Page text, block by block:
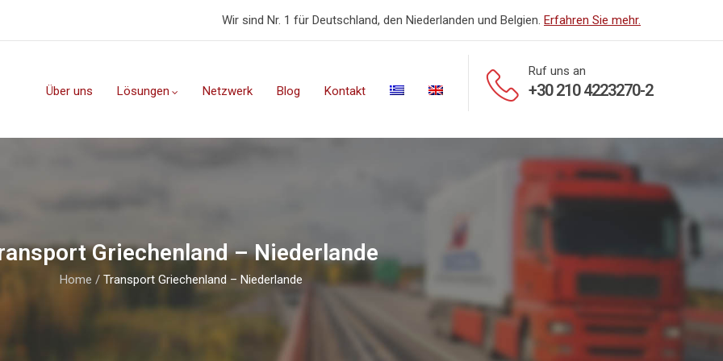
Wir sind Nr. 1 für Deutschland, den Niederlanden und Belgien. Erfahren Sie mehr.
Über uns Lösungen Netzwerk Blog Kontakt
Ruf uns an
+30 210 4223270-2
Griechenland – Niederlande
Home / Transport Griechenland – Niederlande